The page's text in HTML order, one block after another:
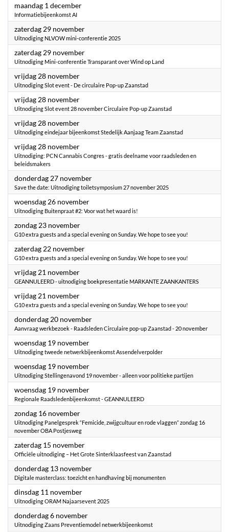
maandag 1 december2025
Informatiebijeenkomst AI
zaterdag 29 november2025
Uitnodiging NLVOW mini-conferentie 2025
zaterdag 29 november2025
Uitnodiging Mini-conferentie Transparant over Wind op Land
vrijdag 28 november2025
Uitnodiging Slot event - De circulaire Pop-up Zaanstad
vrijdag 28 november2025
Uitnodiging Slot event 28 november Circulaire Pop-up Zaanstad
vrijdag 28 november2025
Uitnodiging eindejaar bijeenkomst Stedelijk Aanjaag Team Zaanstad
vrijdag 28 november2025
Uitnodiging: PCN Cannabis Congres - gratis deelname voor raadsleden en
beleidsmakers
donderdag 27 november2025
Save the date: Uitnodiging toiletsymposium 27 november 2025
woensdag 26 november2025
Uitnodiging Buitenpraat #2: Voor wat het waard is!
zondag 23 november2025
G10 extra guests and a special evening on Sunday. We hope to see you!
zaterdag 22 november2025
G10 extra guests and a special evening on Sunday. We hope to see you!
vrijdag 21 november2025
GEANNULEERD - uitnodiging boekpresentatie MARKANTE ZAANKANTERS
vrijdag 21 november2025
G10 extra guests and a special evening on Sunday. We hope to see you!
donderdag 20 november2025
Aanvraag werkbezoek - Raadsleden Circulaire pop-up Zaanstad - 20 november
woensdag 19 november2025
Uitnodiging tweede netwerkbijeenkomst Assendelverpolder
woensdag 19 november2025
Uitnodiging Stellingenavond 19 november - alleen voor politieke partijen
woensdag 19 november2025
Regionale Raadsledenbijeenkomst - GEANNULEERD
zondag 16 november2025
Uitnodiging ​Panelgesprek “Femicide, zwijgcultuur en rode vlaggen” zondag 16
november OBA Postjesweg
zaterdag 15 november2025
Officiële uitnodiging – Het Grote Sinterklaasfeest van Zaanstad
donderdag 13 november2025
Digitale masterclass: toezicht en handhaving bij monumenten
dinsdag 11 november2025
Uitnodiging ORAM Najaarsevent 2025
donderdag 6 november2025
Uitnodiging Zaans Preventiemodel netwerkbijeenkomst